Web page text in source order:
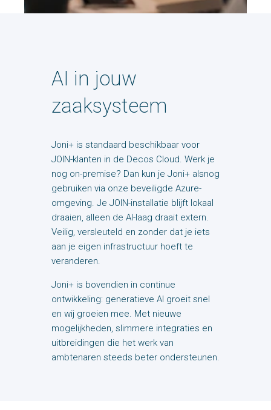
AI in jouw
zaaksysteem
Joni+ is standaard beschikbaar voor
JOIN-klanten in de Decos Cloud. Werk je
nog on-premise? Dan kun je Joni+ alsnog
gebruiken via onze beveiligde Azure-
omgeving. Je JOIN-installatie blijft lokaal
draaien, alleen de AI-laag draait extern.
Veilig, versleuteld en zonder dat je iets
aan je eigen infrastructuur hoeft te
veranderen.
Joni+ is bovendien in continue
ontwikkeling: generatieve AI groeit snel
en wij groeien mee. Met nieuwe
mogelijkheden, slimmere integraties en
uitbreidingen die het werk van
ambtenaren steeds beter ondersteunen.